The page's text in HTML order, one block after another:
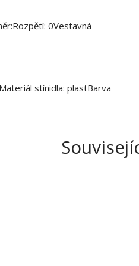
0Vestavná
stínidla: plastBarva